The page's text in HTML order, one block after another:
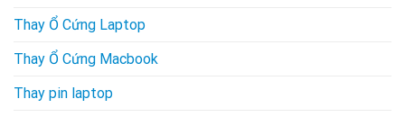
Thay Ổ Cứng Laptop
Thay Ổ Cứng Macbook
Thay pin laptop